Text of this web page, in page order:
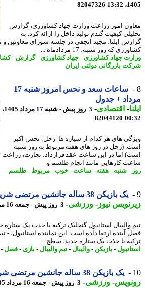
82047326
امور زراعت وزارت جهاد کشاورزی، گزارش
کیفیت گندم تولید داخل را ارائه کرد. به
ایلنا، مجید آنجفی در جلسه شورای معاونین و
که روز شنبه، 17 مردادماه ...
جهاد کشاورزی- جهاد کشاورزی- گزارش -
بازرگانی دولتی ایران
ساعات سعد و نحس امروز شنبه 17
+ جدول
-اقتصادی-
3 روز پیش - شنبه 17 مرداد 1405،
82044120
های هر کدام از سیاره ها زحل: نحس اکبر
(زحل در روز های هفته مربوط به روز شنبه
اما در این ساعت عقد قرارداد، تجارت، زراعت
کارهایی مانند انجام طلسم و.
- شنبه-هفته-ساعت-خوب-مربوط -طلسم
یک بازیکن 38 ساله جانشین مرتضی شریفی شد!
نیوز-ورزشی-3 روز پیش - جمعه 16 مرداد 1405، 12:47
والیبال استانبول گنجلیک ترکیه با جذب یک ستاره
آینده ارتقا داده است. این نماینده استانبول، - تیم
با جذب یک ستاره جدید، سطح ...
-بازیکن -والیبال-تیم والیبال-بازی - فصل-تیم
یک بازیکن 38 ساله جانشین مرتضی شریفی شد!
-ورزشی-3 روز پیش - جمعه 16 مرداد 1405، 12:43